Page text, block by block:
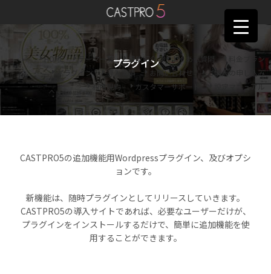
プラグイン
HOME テーマ一覧 機能紹介 よくある質問
料金プラン
プラグイン
導入実績 お問い合わせ
ご購入の申し込み
利用規約
カスタマーサポート 設定マニュアル
CASTPRO5の追加機能用Wordpressプラグイン、及びオプシ
ョンです。
新機能は、随時プラグインとしてリリースしていきます。
CASTPRO5の導入サイトであれば、必要なユーザーだけが、
プラグインをインストールするだけで、簡単に追加機能を使
用することができます。